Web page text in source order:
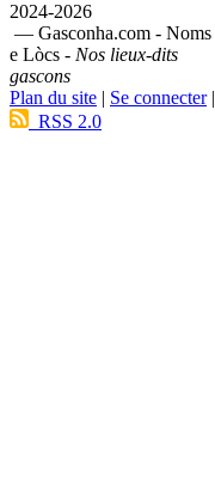
2024-2026
— Gasconha.com - Noms
e Lòcs - Nos lieux-dits
gascons
Plan du site | Se connecter|
RSS 2.0